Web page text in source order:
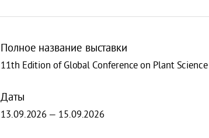
Полное название выставки
11th Edition of Global Conference on Plant
Даты
13.09.2026 — 15.09.2026